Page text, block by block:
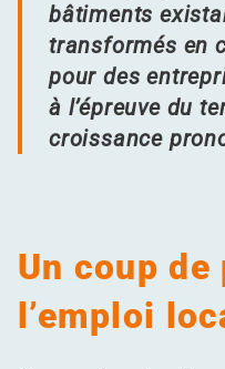
bâtiments
transformés en
pour des
à l’épreuve du
croissance
Un coup
l’emploi